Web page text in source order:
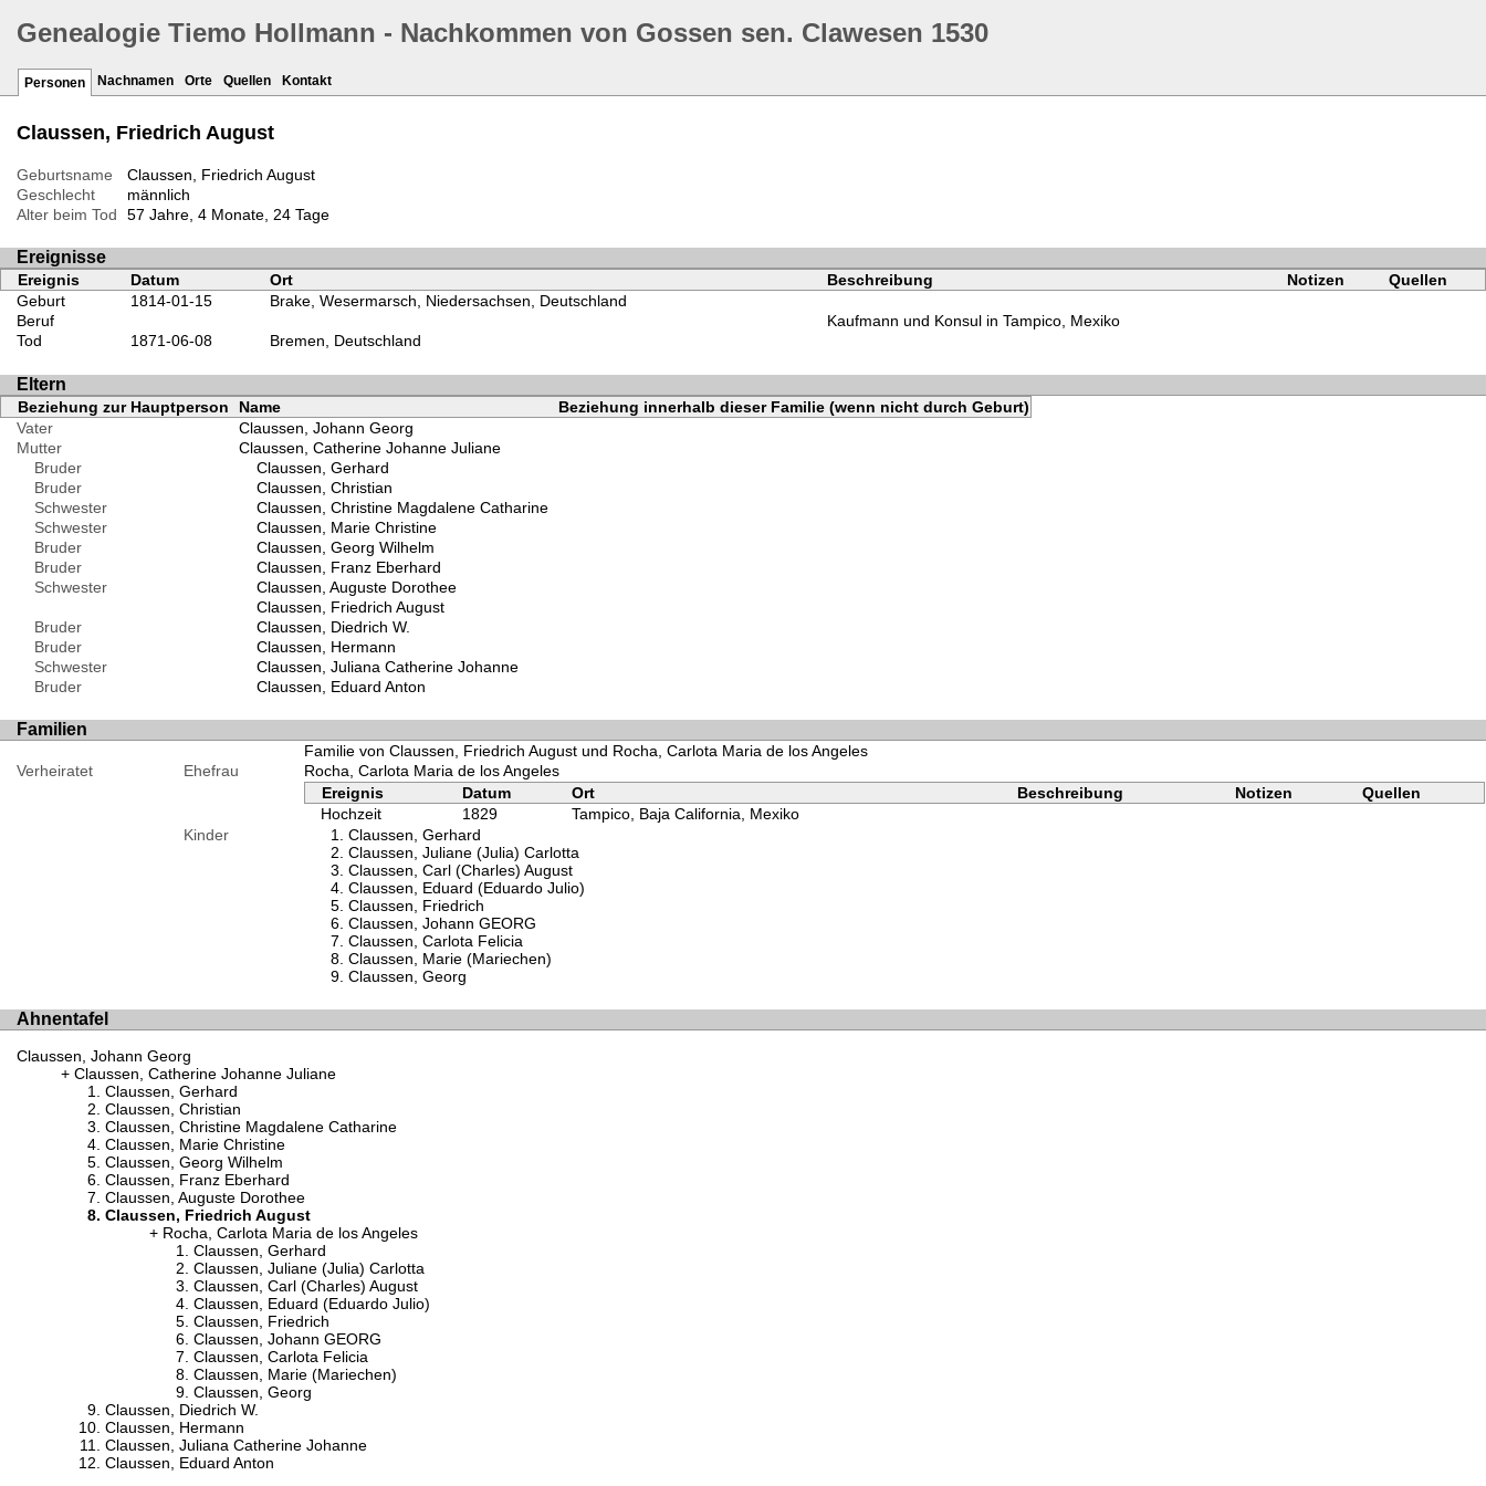
Genealogie Tiemo Hollmann - Nachkommen von Gossen sen. Clawesen 1530
Personen Nachnamen Orte Quellen Kontakt
Claussen, Friedrich August
Geburtsname
Claussen, Friedrich August
Geschlecht
männlich
Alter beim Tod
57 Jahre, 4 Monate, 24 Tage
Ereignisse
Ereignis Datum Ort Beschreibung Notizen
Quellen
Geburt
1814-01-15
Brake, Wesermarsch, Niedersachsen, Deutschland
Beruf
Kaufmann und Konsul in Tampico, Mexiko
Tod
1871-06-08 Bremen, Deutschland
Eltern
Beziehung zur Hauptperson Name
Beziehung innerhalb dieser Familie (wenn nicht durch Geburt)
Vater
Claussen, Johann Georg
Mutter
Claussen, Catherine Johanne Juliane
Bruder
Claussen, Gerhard
Bruder
Claussen, Christian
Schwester
Claussen, Christine Magdalene Catharine
Schwester
Claussen, Marie Christine
Bruder
Claussen, Georg Wilhelm
Bruder
Claussen, Franz Eberhard
Schwester
Claussen, Auguste Dorothee
Claussen, Friedrich August
Bruder
Claussen, Diedrich W.
Bruder
Claussen, Hermann
Schwester
Claussen, Juliana Catherine Johanne
Bruder
Claussen, Eduard Anton
Familien
Familie von Claussen, Friedrich August und Rocha, Carlota Maria de los Angeles
Verheiratet
Ehefrau
Rocha, Carlota Maria de los Angeles
Ereignis
Datum Ort Beschreibung Notizen
Quellen
Hochzeit
1829
Tampico, Baja California, Mexiko
Kinder
Claussen, Gerhard
Claussen, Juliane (Julia) Carlotta
Claussen, Carl (Charles) August
Claussen, Eduard (Eduardo Julio)
Claussen, Friedrich
Claussen, Johann GEORG
Claussen, Carlota Felicia
Claussen, Marie (Mariechen)
Claussen, Georg
Ahnentafel
Claussen, Johann Georg
Claussen, Catherine Johanne Juliane
Claussen, Gerhard
Claussen, Christian
Claussen, Christine Magdalene Catharine
Claussen, Marie Christine
Claussen, Georg Wilhelm
Claussen, Franz Eberhard
Claussen, Auguste Dorothee
Claussen, Friedrich August
Rocha, Carlota Maria de los Angeles
Claussen, Gerhard
Claussen, Juliane (Julia) Carlotta
Claussen, Carl (Charles) August
Claussen, Eduard (Eduardo Julio)
Claussen, Friedrich
Claussen, Johann GEORG
Claussen, Carlota Felicia
Claussen, Marie (Mariechen)
Claussen, Georg
Claussen, Diedrich W.
Claussen, Hermann
Claussen, Juliana Catherine Johanne
Claussen, Eduard Anton